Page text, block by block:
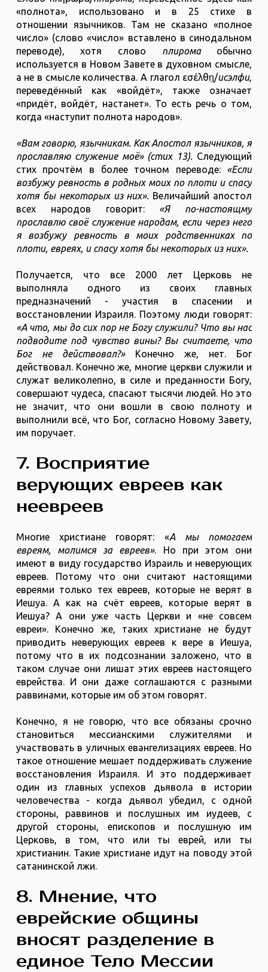
«полнота», использовано и в 25 стихе в
отношении язычников. Там не сказано «полное
число» (слово «число» вставлено в синодальном
переводе), хотя слово плиромаобычно
используется в Новом Завете в духовном смысле,
а не в смысле количества. А глагол εἰσέλθη̣/исэлфи,
переведённый как «войдёт», также означает
«придёт, войдёт, настанет». То есть речь о том,
когда «наступит полнота народов».
«Вам говорю, язычникам. Как Апостол язычников, я
прославляю служение моё» (стих 13). Следующий
стих прочтём в более точном переводе: «Если
возбужу ревность в родных моих по плоти и спасу
хотя бы некоторых из них». Величайший апостол
всех народов говорит:«Я по-настоящму
прославлю своё служение народам, если через него
я возбужу ревность в моих родственниках по
плоти, евреях, и спасу хотя бы некоторых из них».
Получается, что все 2000 лет Церковь не
выполняла одного из своих главных
предназначений - участия в спасении и
восстановлении Израиля. Поэтому люди говорят:
«А что, мы до сих пор не Богу служили? Что вы нас
подводите под чувство вины? Вы считаете, что
Бог не действовал?» Конечно же, нет. Бог
действовал. Конечно же, многие церкви служили и
служат великолепно, в силе и преданности Богу,
совершают чудеса, спасают тысячи людей. Но это
не значит, что они вошли в свою полноту и
выполнили всё, что Бог, согласно Новому Завету,
им поручает.
7. Восприятие
верующих евреев как
неевреев
Многие христиане говорят: «А мы помогаем
евреям, молимся за евреев». Но при этом они
имеют в виду государство Израиль и неверующих
евреев. Потому что они считают настоящими
евреями только тех евреев, которые не верят в
Иешуа. А как на счёт евреев, которые верят в
Иешуа? А они уже часть Церкви и «не совсем
евреи». Конечно же, таких христиане не будут
приводить неверующих евреев к вере в Иешуа,
потому что в их подсознании заложено, что в
таком случае они лишат этих евреев настоящего
еврейства. И они даже соглашаются с разными
раввинами, которые им об этом говорят.
Конечно, я не говорю, что все обязаны срочно
становиться мессианскими служителями и
участвовать в уличных евангелизациях евреев. Но
такое отношение мешает поддерживать служение
восстановления Израиля. И это поддерживает
один из главных успехов дьявола в истории
человечества - когда дьявол убедил, с одной
стороны, раввинов и послушных им иудеев, с
другой стороны, епископов и послушную им
Церковь, в том, что или ты еврей, или ты
христианин. Такие христиане идут на поводу этой
сатанинской лжи.
8. Мнение, что
еврейские общины
вносят разделение в
единое Тело Мессии